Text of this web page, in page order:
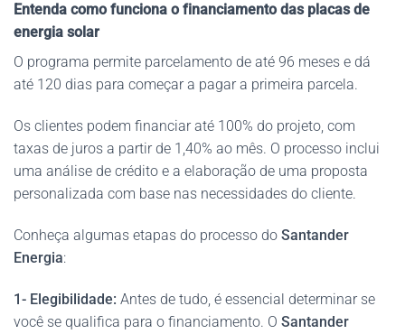
Entenda como funciona o financiamento das placas de
energia solar
O programa permite parcelamento de até 96 meses e dá
até 120 dias para começar a pagar a primeira parcela.
Os clientes podem financiar até 100% do projeto, com
taxas de juros a partir de 1,40% ao mês. O processo inclui
uma análise de crédito e a elaboração de uma proposta
personalizada com base nas necessidades do cliente.
Conheça algumas etapas do processo do Santander
Energia:
1- Elegibilidade: Antes de tudo, é essencial determinar se
você se qualifica para o financiamento. O Santander